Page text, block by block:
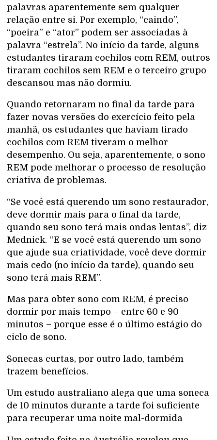
palavras aparentemente sem qualquer
relação entre si. Por exemplo, “caindo”,
“poeira” e “ator” podem ser associadas à
palavra “estrela”. No início da tarde, alguns
estudantes tiraram cochilos com REM, outros
tiraram cochilos sem REM e o terceiro grupo
descansou mas não dormiu.
Quando retornaram no final da tarde para
fazer novas versões do exercício feito pela
manhã, os estudantes que haviam tirado
cochilos com REM tiveram o melhor
desempenho. Ou seja, aparentemente, o sono
REM pode melhorar o processo de resolução
criativa de problemas.
“Se você está querendo um sono restaurador,
deve dormir mais para o final da tarde,
quando seu sono terá mais ondas lentas”, diz
Mednick. “E se você está querendo um sono
que ajude sua criatividade, você deve dormir
mais cedo (no início da tarde), quando seu
sono terá mais REM”.
Mas para obter sono com REM, é preciso
dormir por mais tempo – entre 60 e 90
minutos – porque esse é o último estágio do
ciclo de sono.
Sonecas curtas, por outro lado, também
trazem benefícios.
Um estudo australiano alega que uma soneca
de 10 minutos durante a tarde foi suficiente
para recuperar uma noite mal-dormida